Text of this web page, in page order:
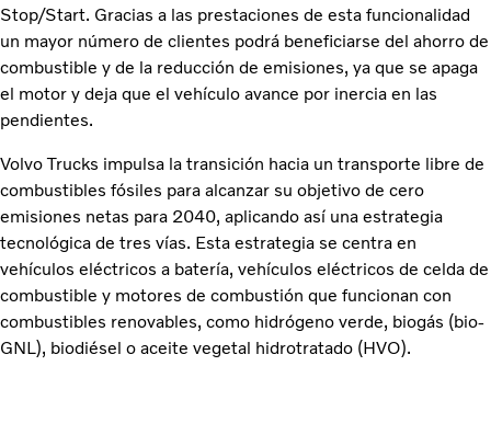
Stop/Start. Gracias a las prestaciones de esta funcionalidad
un mayor número de clientes podrá beneficiarse del ahorro de
combustible y de la reducción de emisiones, ya que se apaga
el motor y deja que el vehículo avance por inercia en las
pendientes.
Volvo Trucks impulsa la transición hacia un transporte libre de
combustibles fósiles para alcanzar su objetivo de cero
emisiones netas para 2040, aplicando así una estrategia
tecnológica de tres vías. Esta estrategia se centra en
vehículos eléctricos a batería, vehículos eléctricos de celda de
combustible y motores de combustión que funcionan con
combustibles renovables, como hidrógeno verde, biogás (bio-
GNL), biodiésel o aceite vegetal hidrotratado (HVO).